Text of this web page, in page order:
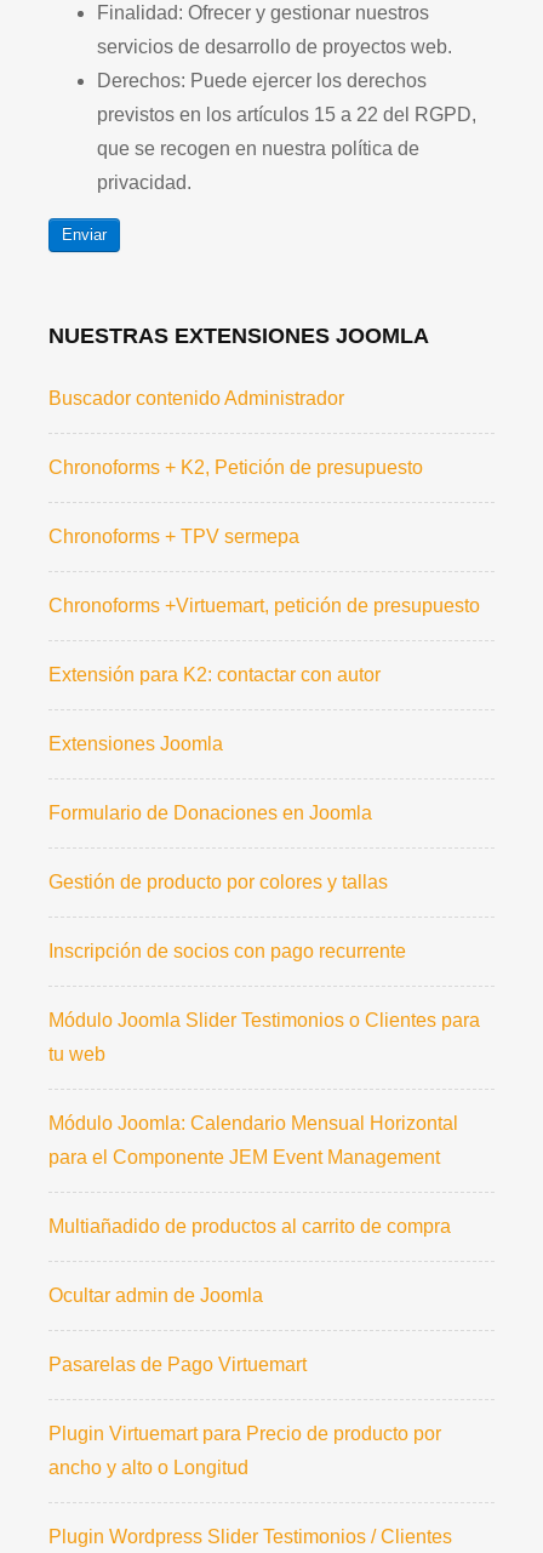
Finalidad: Ofrecer y gestionar nuestros
servicios de desarrollo de proyectos web.
Derechos: Puede ejercer los derechos
previstos en los artículos 15 a 22 del RGPD,
que se recogen en nuestra política de
privacidad.
Enviar
NUESTRAS EXTENSIONES JOOMLA
Buscador contenido Administrador
Chronoforms + K2, Petición de presupuesto
Chronoforms + TPV sermepa
Chronoforms +Virtuemart, petición de presupuesto
Extensión para K2: contactar con autor
Extensiones Joomla
Formulario de Donaciones en Joomla
Gestión de producto por colores y tallas
Inscripción de socios con pago recurrente
Módulo Joomla Slider Testimonios o Clientes para
tu web
Módulo Joomla: Calendario Mensual Horizontal
para el Componente JEM Event Management
Multiañadido de productos al carrito de compra
Ocultar admin de Joomla
Pasarelas de Pago Virtuemart
Plugin Virtuemart para Precio de producto por
ancho y alto o Longitud
Plugin Wordpress Slider Testimonios / Clientes